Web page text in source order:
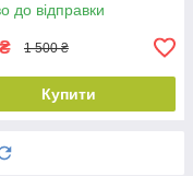
до відправки
₴ 1 500 ₴
Купити